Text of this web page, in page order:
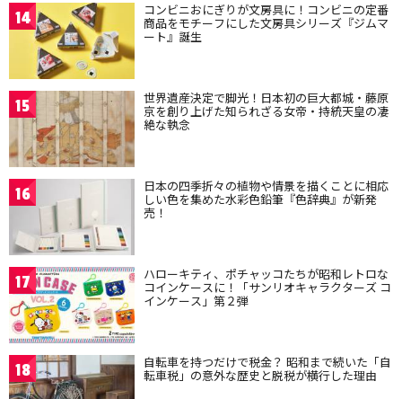
14 コンビニおにぎりが文房具に！コンビニの定番
商品をモチーフにした文房具シリーズ『ジムマ
ート』誕生
15 世界遺産決定で脚光！日本初の巨大都城・藤原
京を創り上げた知られざる女帝・持統天皇の凄
絶な執念
16 日本の四季折々の植物や情景を描くことに相応
しい色を集めた水彩色鉛筆『色辞典』が新発
売！
17 ハローキティ、ポチャッコたちが昭和レトロな
コインケースに！「サンリオキャラクターズ コ
インケース」第２弾
18 自転車を持つだけで税金？ 昭和まで続いた「自
転車税」の意外な歴史と脱税が横行した理由